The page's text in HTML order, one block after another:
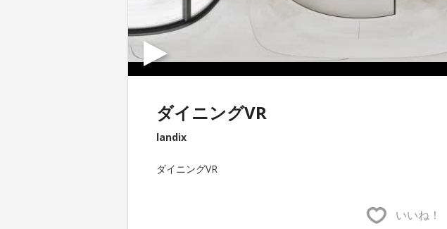
ダイニングVR
landix
ダイニングVR
いいね！